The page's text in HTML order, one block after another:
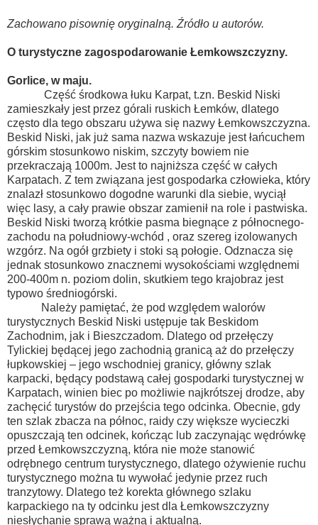
Zachowano pisownię oryginalną. Źródło u autorów.
O turystyczne zagospodarowanie Łemkowszczyzny.
Gorlice, w maju.
Część środkowa łuku Karpat, t.zn. Beskid Niski
zamieszkały jest przez górali ruskich Łemków, dlatego
często dla tego obszaru używa się nazwy Łemkowszczyzna.
Beskid Niski, jak już sama nazwa wskazuje jest łańcuchem
górskim stosunkowo niskim, szczyty bowiem nie
przekraczają 1000m. Jest to najniższa część w całych
Karpatach. Z tem związana jest gospodarka człowieka, który
znalazł stosunkowo dogodne warunki dla siebie, wyciął
więc lasy, a cały prawie obszar zamienił na role i pastwiska.
Beskid Niski tworzą krótkie pasma biegnące z północnego-
zachodu na południowy-wchód , oraz szereg izolowanych
wzgórz. Na ogół grzbiety i stoki są połogie. Odznacza się
jednak stosunkowo znacznemi wysokościami względnemi
200-400m n. poziom dolin, skutkiem tego krajobraz jest
typowo średniogórski.
Należy pamiętać, że pod względem walorów
turystycznych Beskid Niski ustępuje tak Beskidom
Zachodnim, jak i Bieszczadom. Dlatego od przełęczy
Tylickiej będącej jego zachodnią granicą aż do przełęczy
łupkowskiej – jego wschodniej granicy, główny szlak
karpacki, będący podstawą całej gospodarki turystycznej w
Karpatach, winien biec po możliwie najkrótszej drodze, aby
zachęcić turystów do przejścia tego odcinka. Obecnie, gdy
ten szlak zbacza na północ, raidy czy większe wycieczki
opuszczają ten odcinek, kończąc lub zaczynając wędrówkę
przed Łemkowszczyzną, która nie może stanowić
odrębnego centrum turystycznego, dlatego ożywienie ruchu
turystycznego można tu wywołać jedynie przez ruch
tranzytowy. Dlatego też korekta głównego szlaku
karpackiego na ty odcinku jest dla Łemkowszczyzny
niesłychanie sprawą ważną i aktualną.